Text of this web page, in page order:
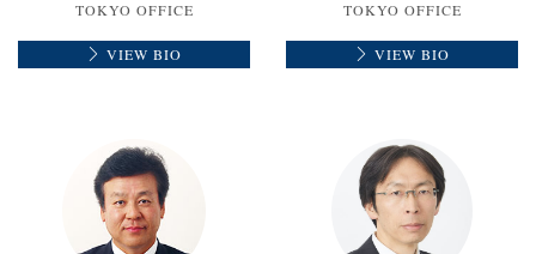
TOKYO OFFICE
VIEW BIO
TOKYO OFFICE
VIEW BIO